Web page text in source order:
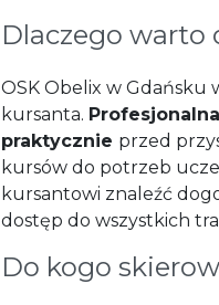
Dlaczego warto
OSK Obelix w Gdańsku
kursanta.
praktycznie przed
kursów do potrzeb
kursantowi znaleźć
dostęp do wszystkich
Do kogo